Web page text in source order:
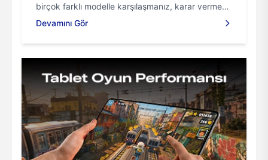
birçok farklı modelle karşılaşmanız, karar verme
sürecini karmaşık hale getirebilir. Ancak ekran
boyutu, depolama kapasitesi, pil ömrü ve kalem
desteği gibi temel özellikler seçiminizi
yakından bakalım.
Devamını Gör